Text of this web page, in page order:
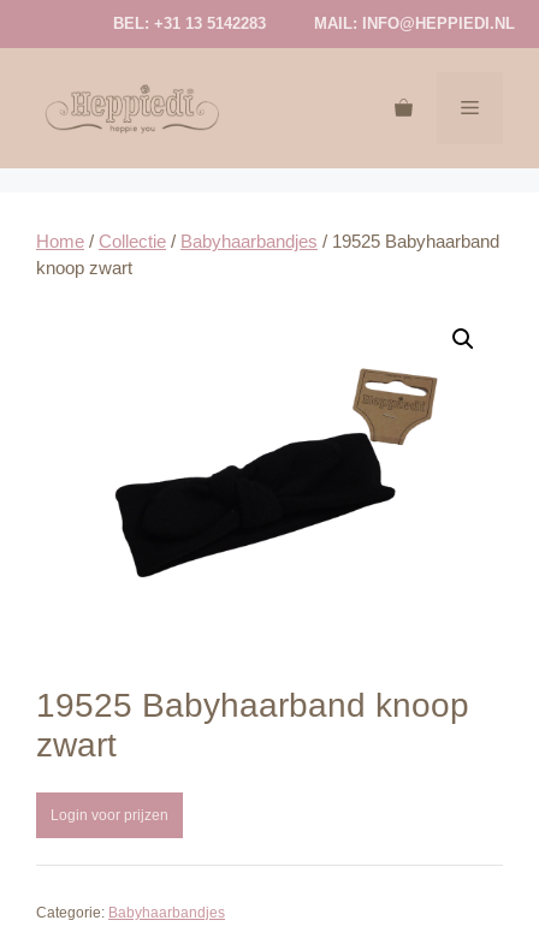
BEL: +31 13 5142283 MAIL: INFO@HEPPIEDI.NL
MENU
Home / Collectie / Babyhaarbandjes / 19525 Babyhaarband
knoop zwart
19525 Babyhaarband knoop
zwart
Login voor prijzen
Categorie: Babyhaarbandjes